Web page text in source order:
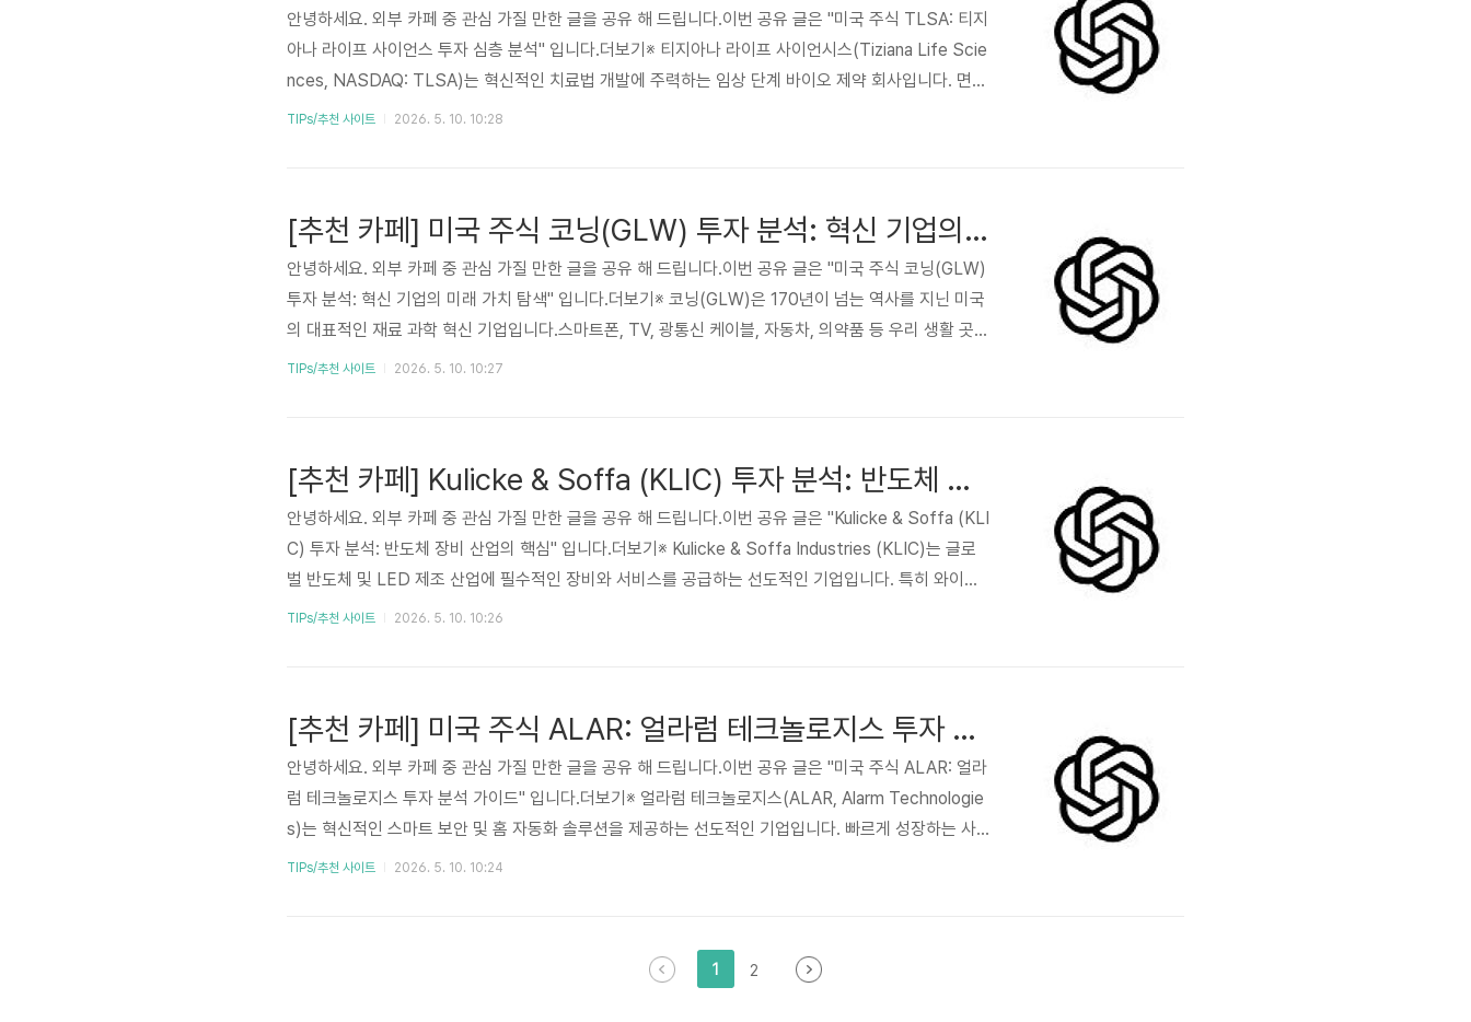
안녕하세요. 외부 카페 중 관심 가질 만한 글을 공유 해 드립니다.이번 공유 글은 "미국 주식 TLSA: 티지
아나 라이프 사이언스 투자 심층 분석" 입니다.더보기※ 티지아나 라이프 사이언시스(Tiziana Life Scie
nces, NASDAQ: TLSA)는 혁신적인 치료법 개발에 주력하는 임상 단계 바이오 제약 회사입니다. 면역
학, 종양학 분야에서 미충족 의료 수요를 해결하기 위한 파이프라인을 보유하고 있으며, 특히 자가면역
TIPs/추천 사이트 2026. 5. 10. 10:28
[추천 카페] 미국 주식 코닝(GLW) 투자 분석: 혁신 기업의 미래 가치 탐색
안녕하세요. 외부 카페 중 관심 가질 만한 글을 공유 해 드립니다.이번 공유 글은 "미국 주식 코닝(GLW)
투자 분석: 혁신 기업의 미래 가치 탐색" 입니다.더보기※ 코닝(GLW)은 170년이 넘는 역사를 지닌 미국
의 대표적인 재료 과학 혁신 기업입니다.스마트폰, TV, 광통신 케이블, 자동차, 의약품 등 우리 생활 곳곳
에 코닝의 첨단 유리가 사용되고 있습니다.특히 '고릴라 글래스'로 유명하며, 5G 시대의 광통신 인프라
TIPs/추천 사이트 2026. 5. 10. 10:27
[추천 카페] Kulicke & Soffa (KLIC) 투자 분석: 반도체 장비 산업의 핵심
안녕하세요. 외부 카페 중 관심 가질 만한 글을 공유 해 드립니다.이번 공유 글은 "Kulicke & Soffa (KLI
C) 투자 분석: 반도체 장비 산업의 핵심" 입니다.더보기※ Kulicke & Soffa Industries (KLIC)는 글로
벌 반도체 및 LED 제조 산업에 필수적인 장비와 서비스를 공급하는 선도적인 기업입니다. 특히 와이어
본딩 및 고급 패키징 솔루션 분야에서 독보적인 기술력을 자랑하며, 반도체 산업의 지속적인 성장에 따
TIPs/추천 사이트 2026. 5. 10. 10:26
[추천 카페] 미국 주식 ALAR: 얼라럼 테크놀로지스 투자 분석 가이드
안녕하세요. 외부 카페 중 관심 가질 만한 글을 공유 해 드립니다.이번 공유 글은 "미국 주식 ALAR: 얼라
럼 테크놀로지스 투자 분석 가이드" 입니다.더보기※ 얼라럼 테크놀로지스(ALAR, Alarm Technologie
s)는 혁신적인 스마트 보안 및 홈 자동화 솔루션을 제공하는 선도적인 기업입니다. 빠르게 성장하는 사
물 인터넷(IoT) 및 보안 시장에서 독자적인 기술력과 안정적인 구독 기반 비즈니스 모델을 바탕으로 투
주식 ALAR: 얼라럼 테크놀로지스 투자 분석 가이드미국 주식 ALAR: 얼라럼..
TIPs/추천 사이트 2026. 5. 10. 10:24
1 2